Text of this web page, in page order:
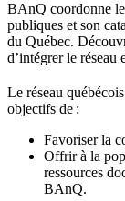
BAnQ coordonne
publiques et son
du Québec.
d’intégrer le réseau
Le réseau
objectifs de :
Favoriser la
Offrir à la
ressources
BAnQ.